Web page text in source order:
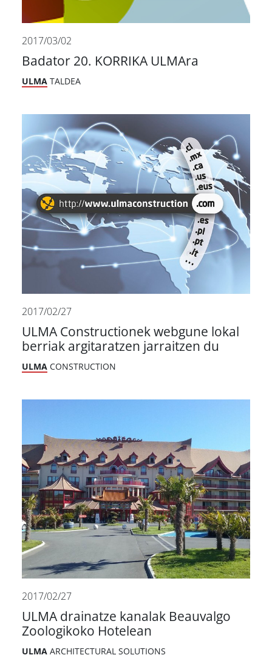
2017/03/02
Badator 20. KORRIKA ULMAra
ULMA TALDEA
2017/02/27
ULMA Constructionek webgune lokal
berriak argitaratzen jarraitzen du
ULMA CONSTRUCTION
2017/02/27
ULMA drainatze kanalak Beauvalgo
Zoologikoko Hotelean
ULMA ARCHITECTURAL SOLUTIONS